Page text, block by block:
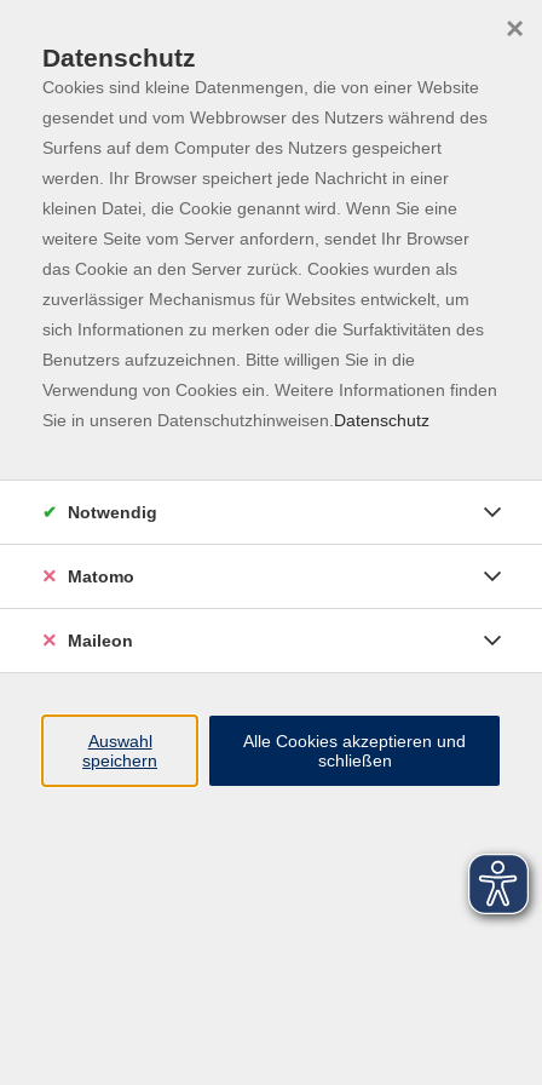
Skip to main content
Programm
Der Kurs konnte nicht gefunden werden.
Kontaktformular
Impressum
AGB
Datenschutzerklärung
Datenschutz
Cookies sind kleine Datenmengen, die von einer Website
gesendet und vom Webbrowser des Nutzers während des
Surfens auf dem Computer des Nutzers gespeichert
werden. Ihr Browser speichert jede Nachricht in einer
kleinen Datei, die Cookie genannt wird. Wenn Sie eine
weitere Seite vom Server anfordern, sendet Ihr Browser
das Cookie an den Server zurück. Cookies wurden als
zuverlässiger Mechanismus für Websites entwickelt, um
sich Informationen zu merken oder die Surfaktivitäten des
Benutzers aufzuzeichnen. Bitte willigen Sie in die
Verwendung von Cookies ein. Weitere Informationen finden
Sie in unseren Datenschutzhinweisen. Datenschutz
×
Notwendig
Matomo
Maileon
Auswahl
speichern
Alle Cookies akzeptieren und
schließen